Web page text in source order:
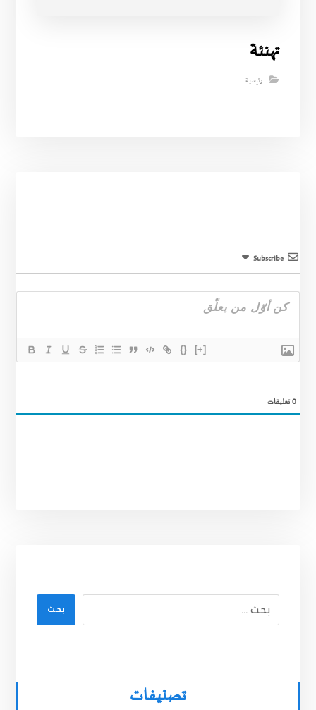
تهنئة
رئيسية
Subscribe
{} [+]
0تعليقات
بحث
تصنيفات